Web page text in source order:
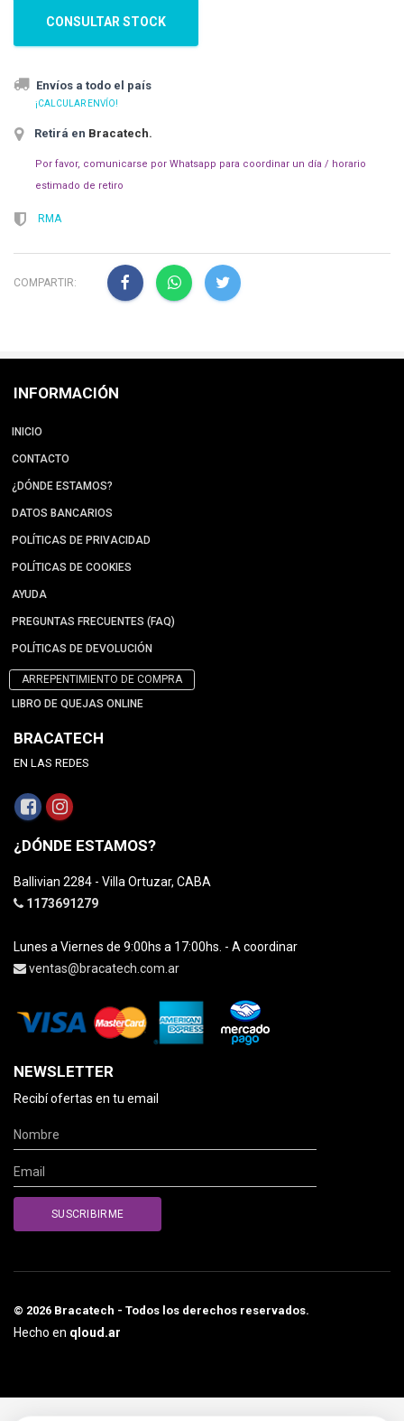
CONSULTAR STOCK
Envíos a todo el país
¡CALCULAR ENVÍO!
Retirá en Bracatech.
Por favor, comunicarse por Whatsapp para coordinar un día / horario
estimado de retiro
RMA
COMPARTIR:
INFORMACIÓN
INICIO
CONTACTO
¿DÓNDE ESTAMOS?
DATOS BANCARIOS
POLÍTICAS DE PRIVACIDAD
POLÍTICAS DE COOKIES
AYUDA
PREGUNTAS FRECUENTES (FAQ)
POLÍTICAS DE DEVOLUCIÓN
ARREPENTIMIENTO DE COMPRA
LIBRO DE QUEJAS ONLINE
BRACATECH
EN LAS REDES
¿DÓNDE ESTAMOS?
Ballivian 2284 - Villa Ortuzar, CABA
1173691279
Lunes a Viernes de 9:00hs a 17:00hs. - A coordinar
ventas@bracatech.com.ar
NEWSLETTER
Recibí ofertas en tu email
© 2026 Bracatech - Todos los derechos reservados.
Hecho en qloud.ar